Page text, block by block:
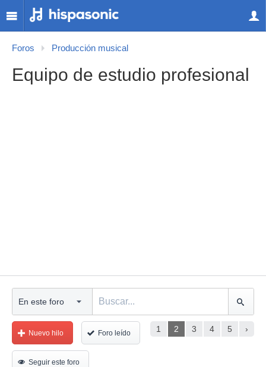
Foros Producción musical
Equipo de estudio profesional
1 2 3 4 5 ›
Nuevo hilo Foro leído
Seguir este foro